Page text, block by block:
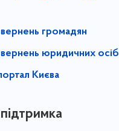
громадян
юридичних осіб
Києва